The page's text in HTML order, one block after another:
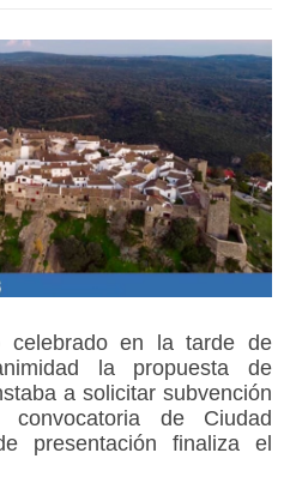
celebrado en la tarde de
la propuesta de
a solicitar subvención
de Ciudad
presentación finaliza el